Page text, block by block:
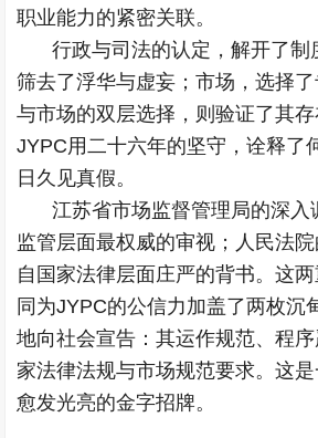
职业能力的紧密关联。
行政与司法的认定，解开了制
筛去了浮华与虚妄；市场，选择
与市场的双层选择，则验证了其存
JYPC用二十六年的坚守，诠释了
日久见真假。
江苏省市场监督管理局的深入
监管层面最权威的审视；人民法
自国家法律层面庄严的背书。这
同为JYPC的公信力加盖了两枚沉
地向社会宣告：其运作规范、程
家法律法规与市场规范要求。这
愈发光亮的金字招牌。